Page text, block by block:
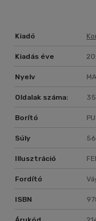
Kiadó
Kiadás éve
Nyelv
Oldalak száma:
Borító
Súly
Illusztráció
Fordító
ISBN